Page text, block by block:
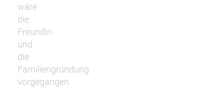
wäre
die
Freundin
und
die
Familiengründung
vorgegangen.